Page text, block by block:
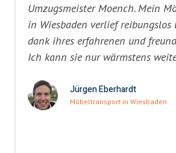
Umzugsmeister Moench. Mein
in Wiesbaden verlief reibungslos
dank ihres erfahrenen und
Ich kann sie nur wärmstens
Jürgen Eberhardt
Möbeltransport in Wiesbaden